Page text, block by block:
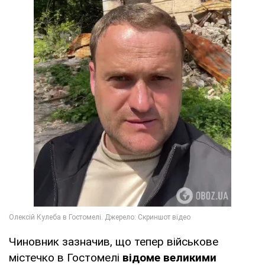
Чиновник зазначив, що тепер військове
містечко в Гостомелі відоме великими